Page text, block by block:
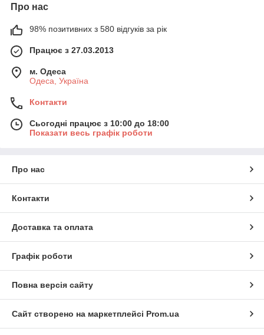
Про нас
98% позитивних з 580 відгуків за рік
Працює з 27.03.2013
м. Одеса
Одеса, Україна
Контакти
Сьогодні працює з 10:00 до 18:00
Показати весь графік роботи
Про нас
Контакти
Доставка та оплата
Графік роботи
Повна версія сайту
Сайт створено на маркетплейсі Prom.ua